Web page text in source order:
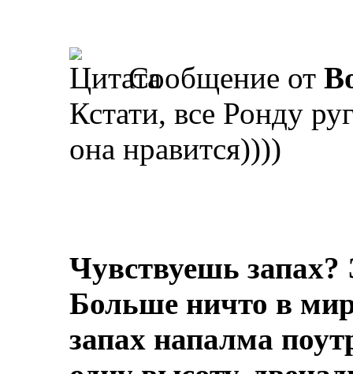
Сообщение от
Кстати, все Ронду
она нравится))))
Чувствуешь
Больше ничто в
запах напалма